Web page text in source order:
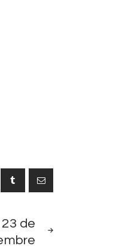
NOTICIA
de